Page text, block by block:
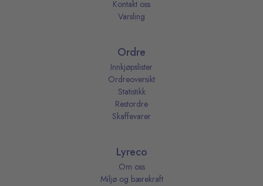
Kontakt oss
Varsling
Ordre
Innkjøpslister
Ordreoversikt
Statistikk
Restordre
Skaffevarer
Lyreco
Om oss
Miljø og bærekraft